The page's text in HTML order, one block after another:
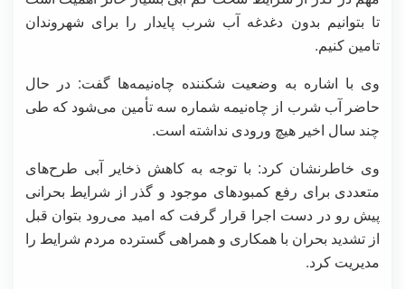
تا بتوانیم بدون دغدغه آب شرب پایدار را برای شهروندان
تامین کنیم.
وی با اشاره به وضعیت شکننده چاه‌نیمه‌ها گفت: در حال
حاضر آب شرب از چاه‌نیمه شماره سه تأمین می‌شود که طی
چند سال اخیر هیچ ورودی نداشته است.
وی خاطرنشان کرد: با توجه به کاهش ذخایر آبی طرح‌های
متعددی برای رفع کمبودهای موجود و گذر از شرایط بحرانی
پیش رو در دست اجرا قرار گرفت که امید می‌رود بتوان قبل
از تشدید بحران با همکاری و همراهی گسترده مردم شرایط را
مدیریت کرد.